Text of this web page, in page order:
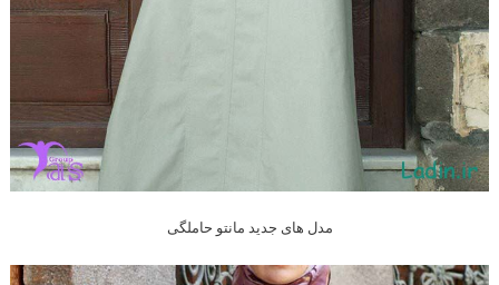
مدل های جدید مانتو حاملگی